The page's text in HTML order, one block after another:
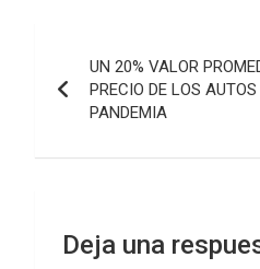
de
UN 20% VALOR
PRECIO DE LOS
PANDEMIA
Deja una